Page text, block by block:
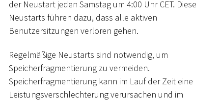
der Neustart jeden Samstag um 4:00 Uhr CET. Diese
Neustarts führen dazu, dass alle aktiven
Benutzersitzungen verloren gehen.
Regelmäßige Neustarts sind notwendig, um
Speicherfragmentierung zu vermeiden.
Speicherfragmentierung kann im Lauf der Zeit eine
Leistungsverschlechterung verursachen und im